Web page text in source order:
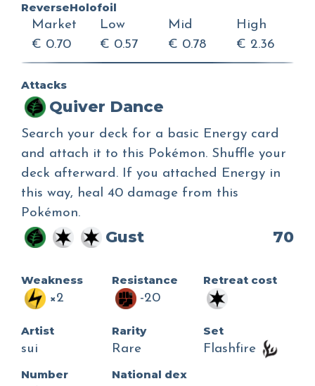
ReverseHolofoil
Market
€ 0.70
Low
€ 0.57
Mid
€ 0.78
High
€ 2.36
Attacks
Quiver Dance
Search your deck for a basic Energy card
and attach it to this Pokémon. Shuffle your
deck afterward. If you attached Energy in
this way, heal 40 damage from this
Pokémon.
Gust 70
Weakness
×2
Resistance
-20
Retreat cost
Artist
sui
Rarity
Rare
Set
Flashfire
Number
National dex